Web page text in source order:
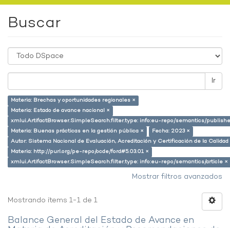
Buscar
Ir
Materia: Brechas y oportunidades regionales ×
Materia: Estado de avance nacional ×
xmlui.ArtifactBrowser.SimpleSearch.filter.type: info:eu-repo/semantics/
Materia: Buenas prácticas en la gestión pública ×
Fecha: 2023 ×
Autor: Sistema Nacional de Evaluación, Acreditación y Certificación de la
Materia: http://purl.org/pe-repo/ocde/ford#5.03.01 ×
xmlui.ArtifactBrowser.SimpleSearch.filter.type: info:eu-repo/semantics/article ×
Mostrar filtros avanzados
Mostrando ítems 1-1 de 1
Balance General del Estado de Avance en